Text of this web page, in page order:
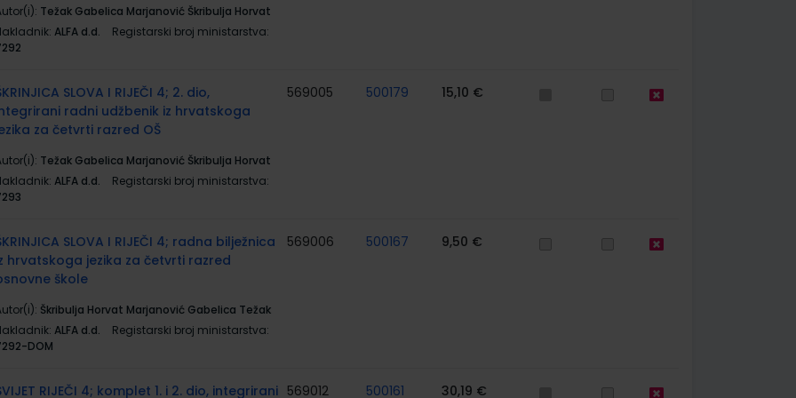
Težak Gabelica Marjanović Škribulja Horvat
ALFA d.d.
Registarski broj ministarstva:
SLOVA I RIJEČI 4; 2. dio,
radni udžbenik iz hrvatskoga
za četvrti razred OŠ
Težak Gabelica Marjanović Škribulja Horvat
ALFA d.d.
Registarski broj ministarstva:
569005 500179 15,10 €
SLOVA I RIJEČI 4; radna bilježnica
hrvatskoga jezika za četvrti razred
škole
Škribulja Horvat Marjanović Gabelica Težak
ALFA d.d.
Registarski broj ministarstva:
DOM
569006 500167 9,50 €
RIJEČI 4; komplet 1. i 2. dio, integrirani 569012 500161 30,19 €